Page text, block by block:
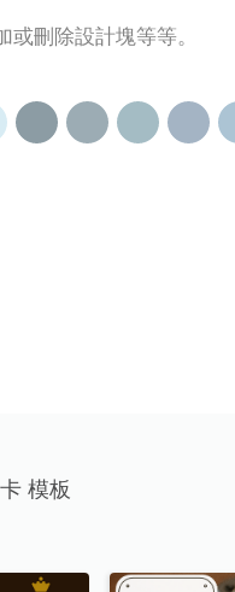
刪除設計塊等等。
模板